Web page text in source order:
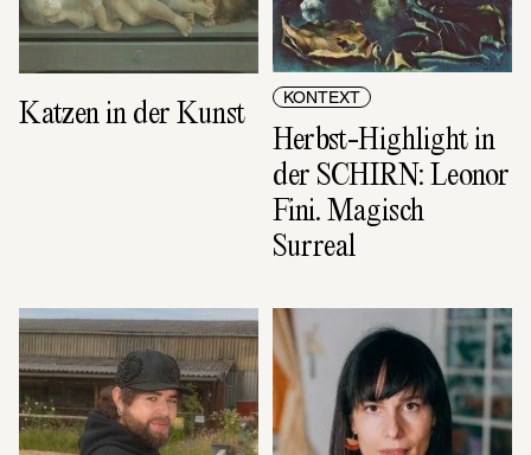
Katzen in der Kunst KONTEXT
Herbst-Highlight in
der SCHIRN: Leonor
Fini. Magisch
Surreal